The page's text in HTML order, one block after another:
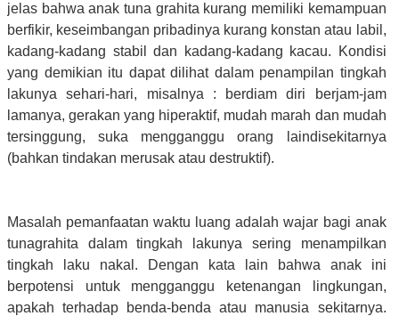
jelas bahwa anak tuna grahita kurang memiliki kemampuan
berfikir, keseimbangan pribadinya kurang konstan atau labil,
kadang-kadang stabil dan kadang-kadang kacau. Kondisi
yang demikian itu dapat dilihat dalam penampilan tingkah
lakunya sehari-hari, misalnya : berdiam diri berjam-jam
lamanya, gerakan yang hiperaktif, mudah marah dan mudah
tersinggung, suka mengganggu orang laindisekitarnya
(bahkan tindakan merusak atau destruktif).
Masalah pemanfaatan waktu luang adalah wajar bagi anak
tunagrahita dalam tingkah lakunya sering menampilkan
tingkah laku nakal. Dengan kata lain bahwa anak ini
berpotensi untuk mengganggu ketenangan lingkungan,
apakah terhadap benda-benda atau manusia sekitarnya.